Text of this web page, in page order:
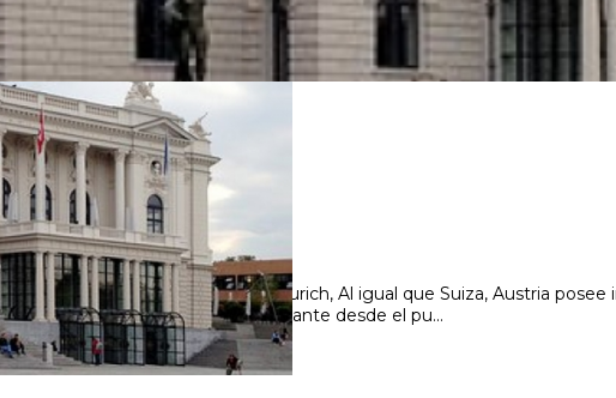
Viena, Salzburgo, Innsbruck, Zurich, Al igual que Suiza, Austria
también es muy interesante desde el pu...